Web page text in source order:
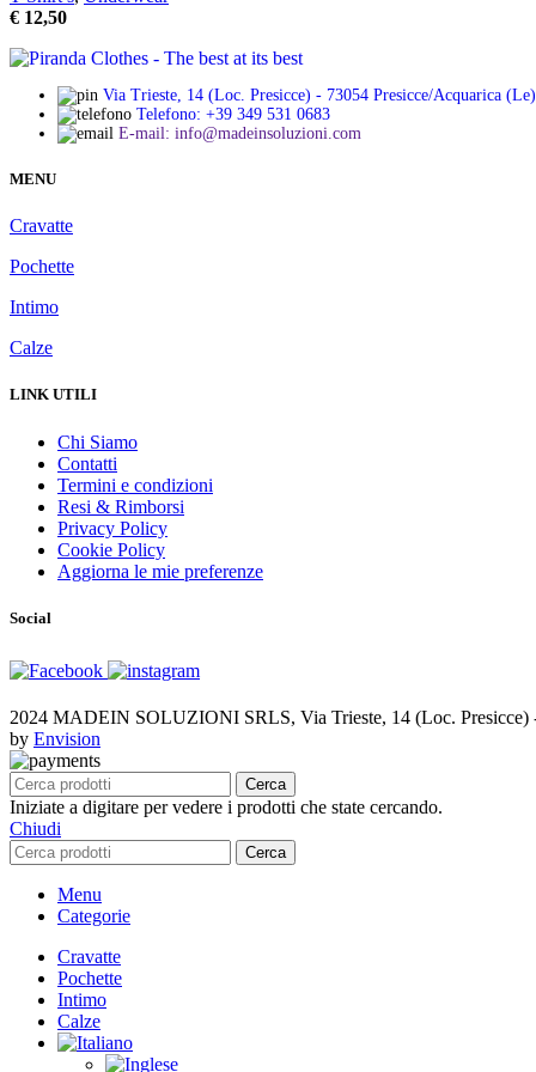
essere
scelte
nella
del
prodotto
€ 12,50
Via Trieste, 14 (Loc. Presicce) - 73054 Presicce/Acquarica (Le)
Telefono: +39 349 531 0683
E-mail: info@madeinsoluzioni.com
MENU
Cravatte
Pochette
Intimo
Calze
LINK UTILI
Chi Siamo
Contatti
Termini e condizioni
Resi & Rimborsi
Privacy Policy
Cookie Policy
Aggiorna le mie preferenze
Social
2024 MADEIN SOLUZIONI SRLS, Via Trieste, 14 (Loc. Presicce)
by Envision
Cerca
Iniziate a digitare per vedere i prodotti che state cercando.
Chiudi
Cerca
Menu
Categorie
Cravatte
Pochette
Intimo
Calze